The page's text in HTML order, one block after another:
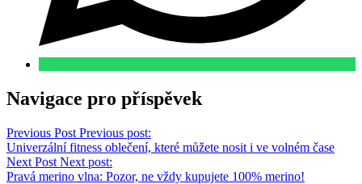
Navigace pro příspěvek
Previous Post Previous post:
Univerzální fitness oblečení, které můžete nosit i ve volném čase
Next Post Next post:
Pravá merino vlna: Pozor, ne vždy kupujete 100% merino!